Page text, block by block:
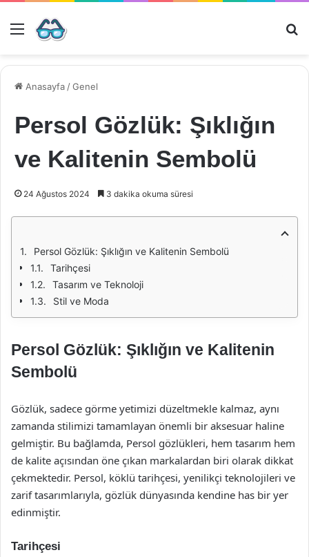
Menü
Anasayfa /Genel
Persol Gözlük: Şıklığın
ve Kalitenin Sembolü
24 Ağustos 2024 3 dakika okuma süresi
Persol Gözlük: Şıklığın ve Kalitenin Sembolü
Tarihçesi
Tasarım ve Teknoloji
Stil ve Moda
Persol Gözlük: Şıklığın ve Kalitenin
Sembolü
Gözlük, sadece görme yetimizi düzeltmekle kalmaz, aynı
zamanda stilimizi tamamlayan önemli bir aksesuar haline
gelmiştir. Bu bağlamda, Persol gözlükleri, hem tasarım hem
de kalite açısından öne çıkan markalardan biri olarak dikkat
çekmektedir. Persol, köklü tarihçesi, yenilikçi teknolojileri ve
zarif tasarımlarıyla, gözlük dünyasında kendine has bir yer
edinmiştir.
Tarihçesi